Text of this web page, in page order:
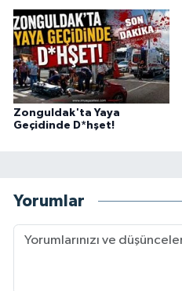
Zonguldak'ta Yaya
Geçidinde D*hşet!
Yorumlar